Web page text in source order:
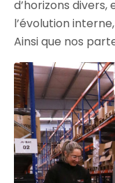
d’horizons
l’évolution
Ainsi que nos